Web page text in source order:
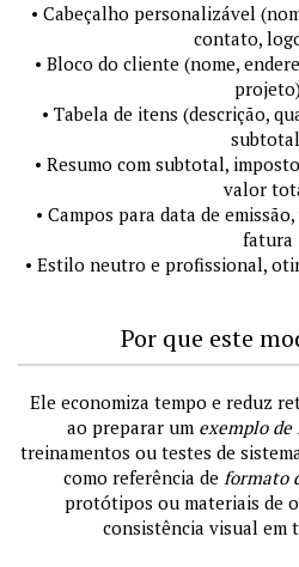
• Cabeçalho personalizável
contato,
• Bloco do cliente (nome,
• Tabela de itens (descrição,
• Resumo com subtotal,
valor
• Campos para data de
fatura
• Estilo neutro e profissional,
Por que este
Ele economiza tempo e reduz
ao preparar um exemplo
treinamentos ou testes de
como referência de formato
protótipos ou materiais de
consistência visual em